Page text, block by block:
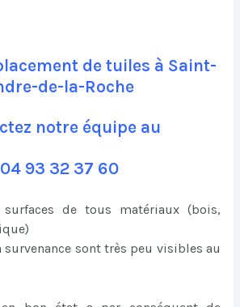
de tuiles à Saint-
de-la-Roche
notre équipe au
04 93 32 37 60
de tous matériaux (bois,
survenance sont très peu visibles au